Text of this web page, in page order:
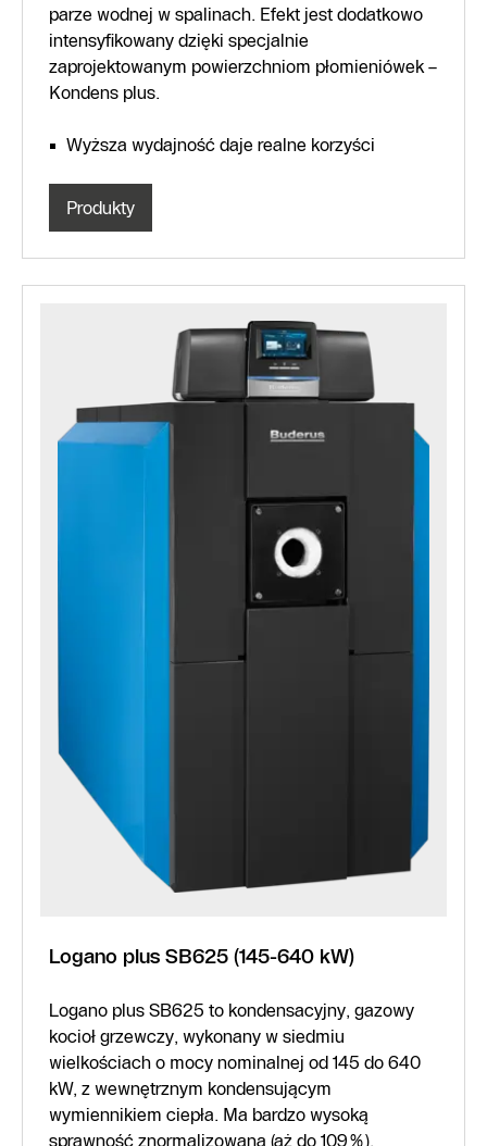
parze wodnej w spalinach. Efekt jest dodatkowo
intensyfikowany dzięki specjalnie
zaprojektowanym powierzchniom płomieniówek –
Kondens plus.
Wyższa wydajność daje realne korzyści
Produkty
Logano plus SB625 (145-640 kW)
Logano plus SB625 to kondensacyjny, gazowy
kocioł grzewczy, wykonany w siedmiu
wielkościach o mocy nominalnej od 145 do 640
kW, z wewnętrznym kondensującym
wymiennikiem ciepła. Ma bardzo wysoką
sprawność znormalizowaną (aż do 109%),